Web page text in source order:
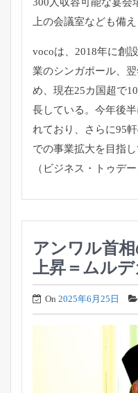
上の会議室なども備え
vocoは、2018年に創
業のシンガポール、
め、 現在25カ国超で
長している。 今年後
れており、
さらに95
での事業拡大を目指し
（ビジネス・トゥデ
アンワル首
上昇＝ムル
On 2025年6月25日